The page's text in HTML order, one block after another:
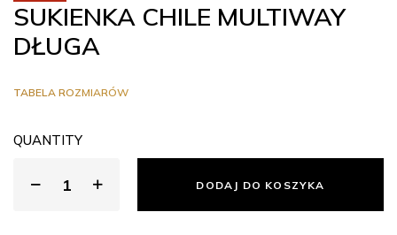
SUKIENKA CHILE MULTIWAY
DŁUGA
TABELA ROZMIARÓW
QUANTITY
DODAJ DO KOSZYKA